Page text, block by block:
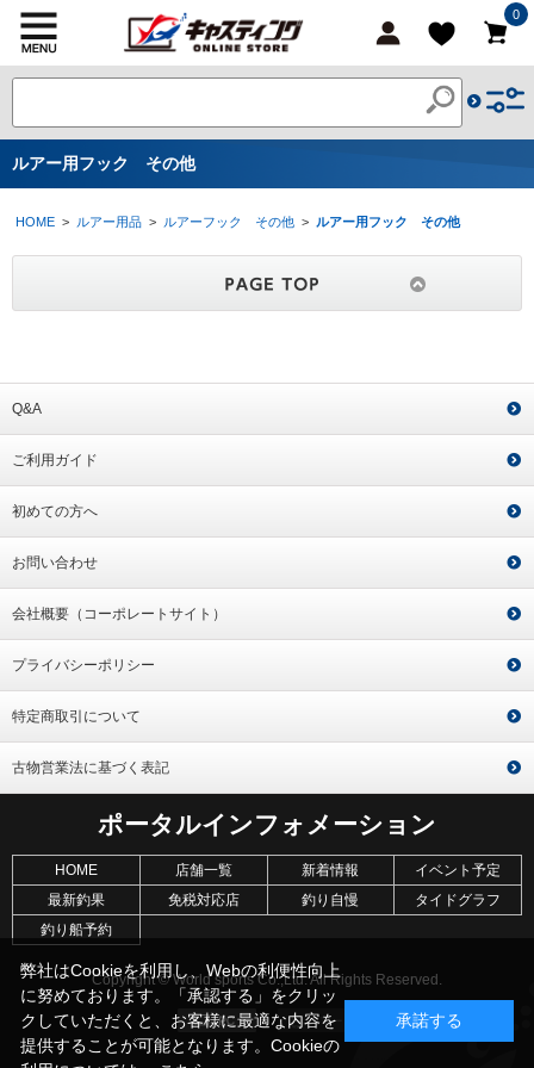
0
ルアー用フック その他
HOME > ルアー用品 > ルアーフック その他 > ルアー用フック その他
Q&A
ご利用ガイド
初めての方へ
お問い合わせ
会社概要（コーポレートサイト）
プライバシーポリシー
特定商取引について
古物営業法に基づく表記
ポータルインフォメーション
HOME 店舗一覧 新着情報
イベント予定
最新釣果
免税対応店 釣り自慢
タイドグラフ
釣り船予約
Copyright © World sports Co.,Ltd. All Rights Reserved.
弊社はCookieを利用し、Webの利便性向上
に努めております。「承認する」をクリッ
クしていただくと、お客様に最適な内容を
提供することが可能となります。Cookieの
承諾する